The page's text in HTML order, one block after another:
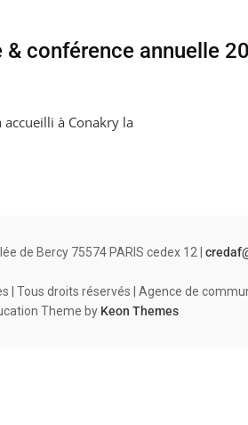
& conférence annuelle
à Conakry la
de Bercy 75574 PARIS cedex 12 |
| Tous droits réservés | Agence de
Theme by Keon Themes